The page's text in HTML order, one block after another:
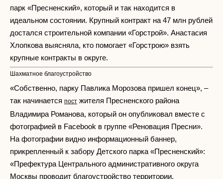
парк «Пресненский», который и так находится в
идеальном состоянии. Крупный контракт на 47 млн рублей
достался строительной компании «Горстрой». Анастасия
Хлопкова выясняла, кто помогает «Горстрою» взять
крупные контракты в округе.
Шахматное благоустройство
«Собственно, парку Павлика Морозова пришел конец», –
так начинается пост жителя Пресненского района
Владимира Романова, который он опубликовал вместе с
фотографией в Facebook в группе «Реновация Пресни».
На фотографии видно информационный баннер,
прикрепленный к забору Детского парка «Пресненский»:
«Префектура Центрального административного округа
Москвы проводит благоустройство территории,